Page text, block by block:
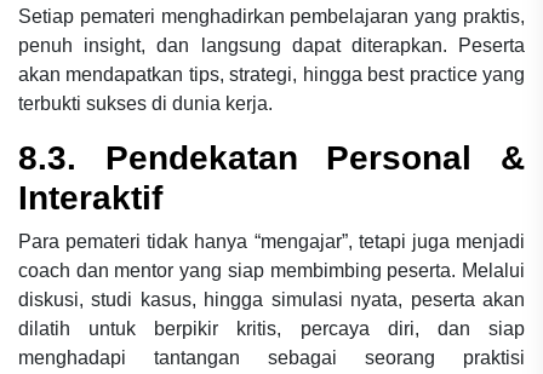
Setiap pemateri menghadirkan pembelajaran yang praktis,
penuh insight, dan langsung dapat diterapkan. Peserta
akan mendapatkan tips, strategi, hingga best practice yang
terbukti sukses di dunia kerja.
8.3. Pendekatan Personal &
Interaktif
Para pemateri tidak hanya “mengajar”, tetapi juga menjadi
coach dan mentor yang siap membimbing peserta. Melalui
diskusi, studi kasus, hingga simulasi nyata, peserta akan
dilatih untuk berpikir kritis, percaya diri, dan siap
menghadapi tantangan sebagai seorang praktisi